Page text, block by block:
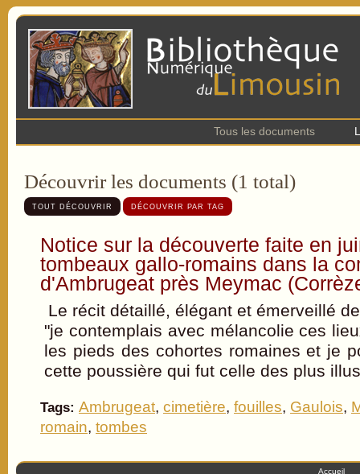
Tous les documents
Découvrir les documents (1 total)
TOUT DÉCOUVRIR DÉCOUVRIR PAR TAG
Notice sur la découverte faite en
tombeaux gallo-romains dans la
d'Ambrugeat près Meymac
Le récit détaillé, élégant et émerveillé
"je contemplais avec mélancolie ces
les pieds des cohortes romaines et je
cette poussière qui fut celle des plus
Tags: Ambrugeat, cimetière, fouilles, Gaulois,
romain, tombes
Accueil